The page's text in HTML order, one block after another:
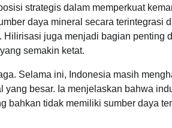
strategis dalam memperkuat
daya mineral secara terintegrasi
Hilirisasi juga menjadi bagian penting
semakin ketat.
Selama ini, Indonesia masih
besar. Ia menjelaskan bahwa
bahkan tidak memiliki sumber daya